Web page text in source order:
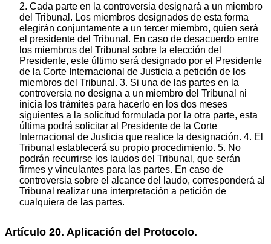
2. Cada parte en la controversia designará a un miembro
del Tribunal. Los miembros designados de esta forma
elegirán conjuntamente a un tercer miembro, quien será
el presidente del Tribunal. En caso de desacuerdo entre
los miembros del Tribunal sobre la elección del
Presidente, este último será designado por el Presidente
de la Corte Internacional de Justicia a petición de los
miembros del Tribunal. 3. Si una de las partes en la
controversia no designa a un miembro del Tribunal ni
inicia los trámites para hacerlo en los dos meses
siguientes a la solicitud formulada por la otra parte, esta
última podrá solicitar al Presidente de la Corte
Internacional de Justicia que realice la designación. 4. El
Tribunal establecerá su propio procedimiento. 5. No
podrán recurrirse los laudos del Tribunal, que serán
firmes y vinculantes para las partes. En caso de
controversia sobre el alcance del laudo, corresponderá al
Tribunal realizar una interpretación a petición de
cualquiera de las partes.
Artículo 20. Aplicación del Protocolo.